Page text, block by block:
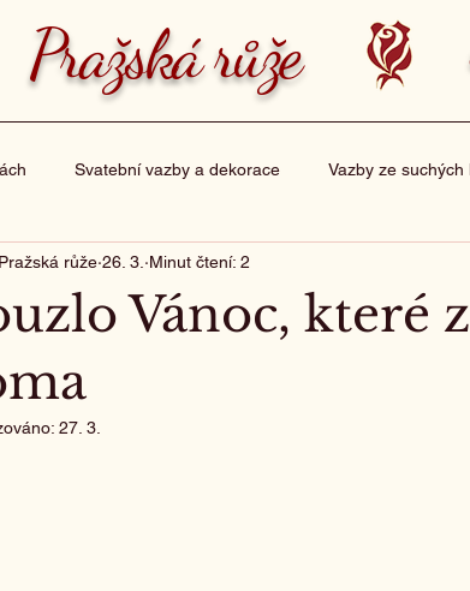
Pražská růže
Svatební vazby a dekorace Vazby ze suchých
Kytička z lásky Balení dárků
Vánoc, které
Pražská růže 26. 3. Minut čtení: 2
27. 3.